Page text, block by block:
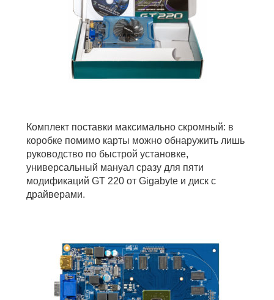
Комплект поставки максимально скромный: в
коробке помимо карты можно обнаружить лишь
руководство по быстрой установке,
универсальный мануал сразу для пяти
модификаций GT 220 от Gigabyte и диск с
драйверами.